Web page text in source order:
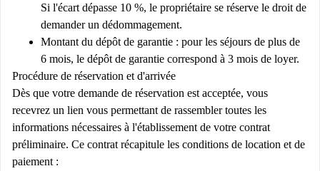
Si l'écart dépasse 10 %, le propriétaire se réserve le droit de
demander un dédommagement.
Montant du dépôt de garantie : pour les séjours de plus de
6 mois, le dépôt de garantie correspond à 3 mois de loyer.
Procédure de réservation et d'arrivée
Dès que votre demande de réservation est acceptée, vous
recevrez un lien vous permettant de rassembler toutes les
informations nécessaires à l'établissement de votre contrat
préliminaire. Ce contrat récapitule les conditions de location et de
paiement :